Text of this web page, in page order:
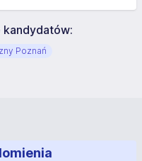
kandydatów:
Poznań